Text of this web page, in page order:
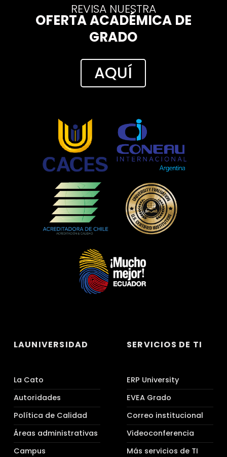
REVISA NUESTRA
OFERTA ACADÉMICA DE
GRADO
AQUÍ
LAUNIVERSIDAD
La Cato
Autoridades
Política de Calidad
Áreas administrativas
Campus
SERVICIOS DE TI
ERP University
EVEA Grado
Correo institucional
Videoconferencia
Más servicios de TI